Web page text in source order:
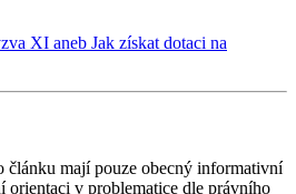
XI aneb Jak získat dotaci na
článku mají pouze obecný informativní
orientaci v problematice dle právního